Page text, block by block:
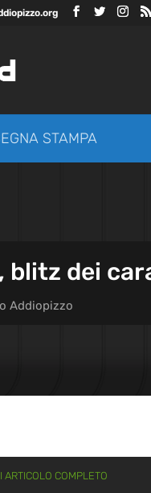
STAMPA
blitz dei
Addiopizzo
ARTICOLO COMPLETO